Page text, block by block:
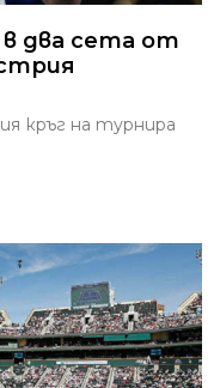
в два сета от
кръг на турнира